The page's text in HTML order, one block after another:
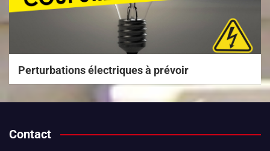
Perturbations électriques à prévoir
Contact